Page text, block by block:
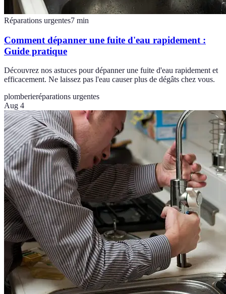
Réparations urgentes7 min
Comment dépanner une fuite d'eau rapidement :
Guide pratique
Découvrez nos astuces pour dépanner une fuite d'eau rapidement et
efficacement. Ne laissez pas l'eau causer plus de dégâts chez vous.
plomberieréparations urgentes
Aug 4